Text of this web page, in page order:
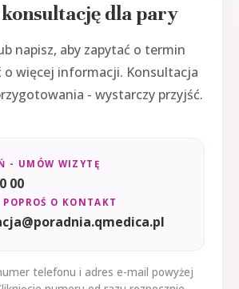
dla pary
napisz, aby zapytać o termin
o więcej informacji. Konsultacja
- wystarczy przyjść.
- UMÓW WIZYTĘ
00
O KONTAKT
telefonu i adres e-mail powyżej